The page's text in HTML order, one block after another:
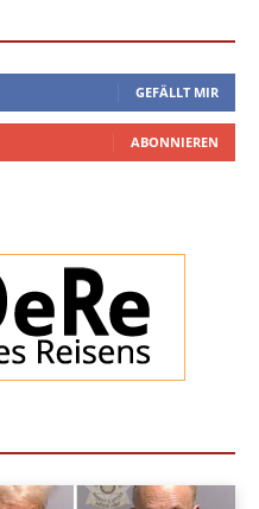
GEFÄLLT MIR
ABONNIEREN